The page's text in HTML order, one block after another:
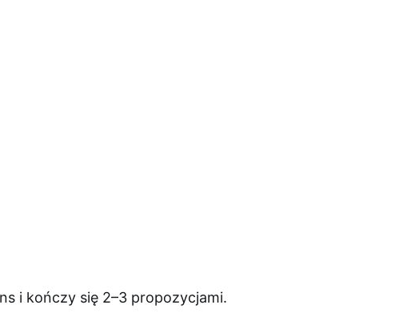
i kończy się 2–3 propozycjami.